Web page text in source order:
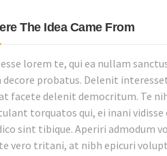
The Idea Came From
esse lorem te, qui ea nullam
decore probatus. Delenit
facete delenit democritum. Te
torquatos qui, ei inani vidisse
sint tibique. Aperiri admodum
vero tritani, at nibh epicuri